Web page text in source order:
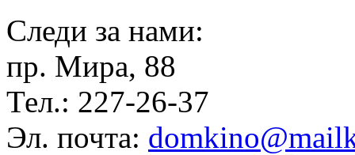
Следи за нами:
пр. Мира, 88
Тел.: 227-26-37
Эл. почта: